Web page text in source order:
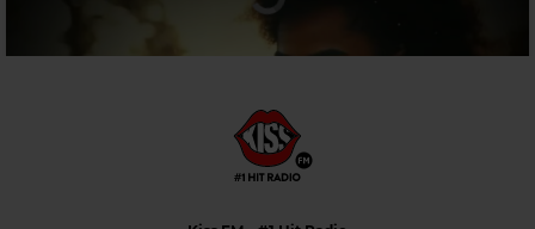
Magic 80s Hits
NOTHING'S GONNA CHANGE MY LOVE FOR YOU